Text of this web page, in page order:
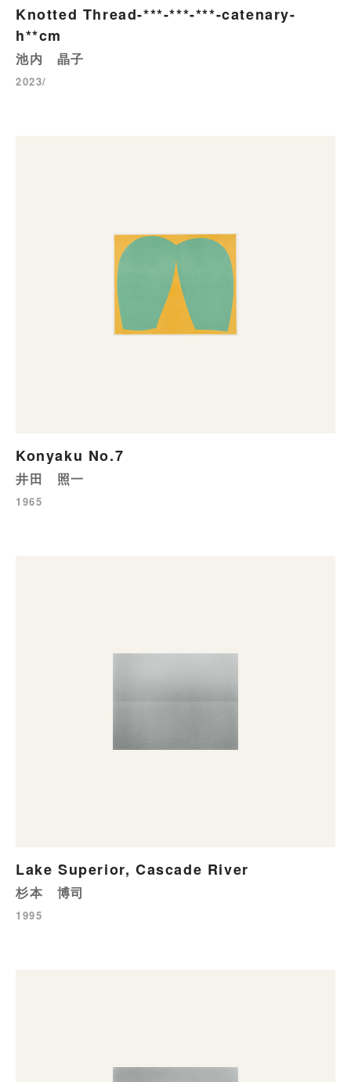
Knotted Thread-***-***-***-catenary-
h**cm
池内 晶子
2023/
Konyaku No.7
井田 照一
1965
Lake Superior, Cascade River
杉本 博司
1995